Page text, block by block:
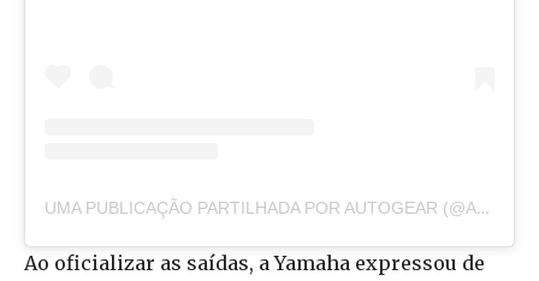
UMA PUBLICAÇÃO PARTILHADA POR AUTOGEAR (@AUTOGEAR.PT)
Ao oficializar as saídas, a Yamaha expressou de